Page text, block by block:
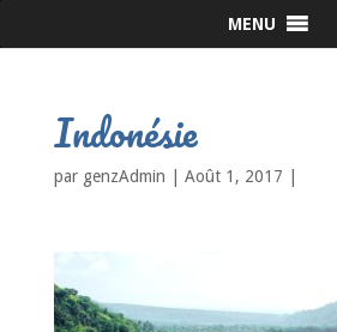
MENU
Indonésie
par genzAdmin Août 1, 2017